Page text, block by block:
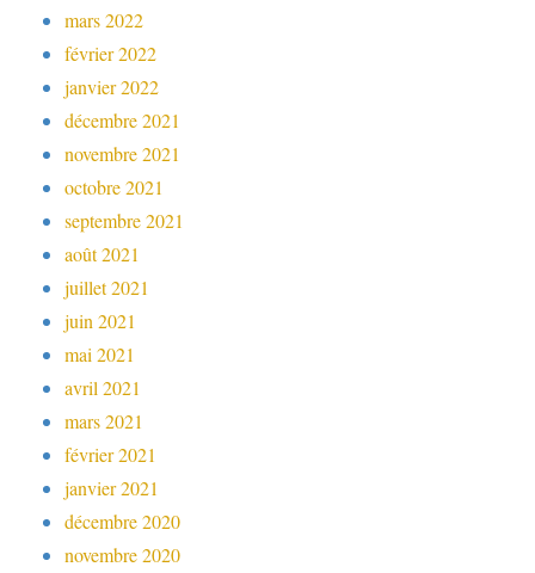
mars 2022
février 2022
janvier 2022
décembre 2021
novembre 2021
octobre 2021
septembre 2021
août 2021
juillet 2021
juin 2021
mai 2021
avril 2021
mars 2021
février 2021
janvier 2021
décembre 2020
novembre 2020